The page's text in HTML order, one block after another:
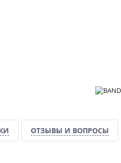
ОТЗЫВЫ И ВОПРОСЫ